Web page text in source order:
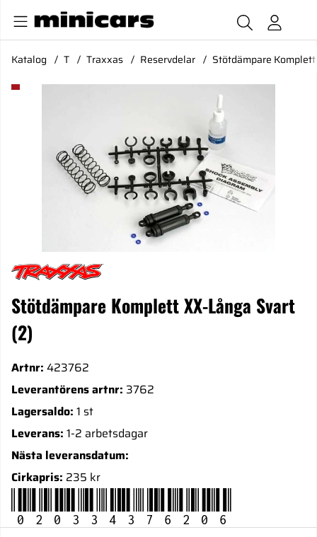
Katalog T Traxxas Reservdelar Stötdämpare
Produktbilder Stötdämpare Komplett XX-Långa Svart (2)
Stötdämpare Komplett XX-Långa Svart
(2)
Artnr: 423762
Leverantörens artnr: 3762
Lagersaldo: 1 st
Leverans: 1-2 arbetsdagar
Nästa leveransdatum:
Cirkapris: 235 kr
020334376206